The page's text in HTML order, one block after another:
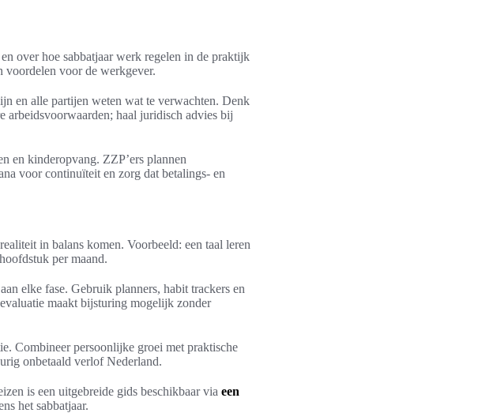
over hoe sabbatjaar werk regelen in de praktijk
voordelen voor de werkgever.
en alle partijen weten wat te verwachten. Denk
arbeidsvoorwaarden; haal juridisch advies bij
en kinderopvang. ZZP’ers plannen
voor continuïteit en zorg dat betalings- en
in balans komen. Voorbeeld: een taal leren
per maand.
elke fase. Gebruik planners, habit trackers en
maakt bijsturing mogelijk zonder
Combineer persoonlijke groei met praktische
onbetaald verlof Nederland.
is een uitgebreide gids beschikbaar via een
het sabbatjaar.